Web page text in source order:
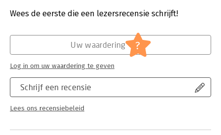
kun je terecht met klachten? En waar liggen voor alle burgers
Over deze en andere vragen gaat dit boekje, geschreven door
media-ethicus Huub Evers voor alle nieuwsconsumenten die
meer willen weten over de spelregels van de journalistiek.
Verschijningsdatum:
30-7-2015
Communicatie en media
Wees de eerste die een lezersrecensie schrijft!
Schrijf een recensie
Lees ons recensiebeleid
Uw waardering ?
Log in om uw waardering te geven